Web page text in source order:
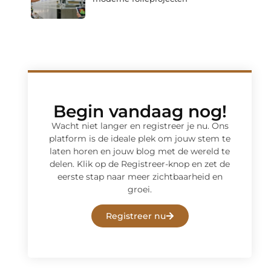
Begin vandaag nog!
Wacht niet langer en registreer je nu. Ons
platform is de ideale plek om jouw stem te
laten horen en jouw blog met de wereld te
delen. Klik op de Registreer-knop en zet de
eerste stap naar meer zichtbaarheid en
groei.
Registreer nu